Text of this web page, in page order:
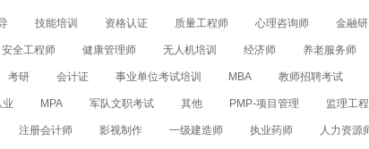
技能培训 资格认证 质量工程师 心理咨询师 金融
安全工程师 健康管理师 无人机培训 经济师 养老服务师
考研 会计证 事业单位考试培训 MBA 教师招聘考试
业 MPA 军队文职考试 其他 PMP-项目管理 监理工
注册会计师 影视制作 一级建造师 执业药师 人力资源